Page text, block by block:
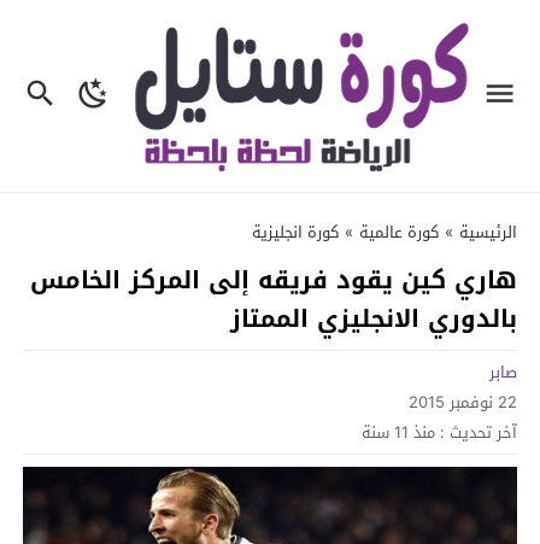
الرئيسية » كورة عالمية » كورة انجليزية
هاري كين يقود فريقه إلى المركز الخامس
بالدوري الانجليزي الممتاز
صابر
22 نوفمبر 2015
آخر تحديث : منذ 11 سنة